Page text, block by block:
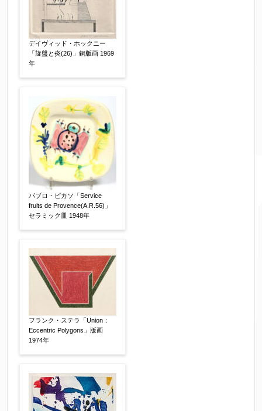
デイヴィッド・ホックニー
「旋盤と炎(26)」銅版画 1969
年
パブロ・ピカソ「Service
fruits de Provence(A.R.56)」
セラミック皿 1948年
フランク・ステラ「Union：
Eccentric Polygons」版画
1974年